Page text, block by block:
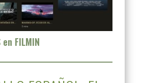
en FILMIN